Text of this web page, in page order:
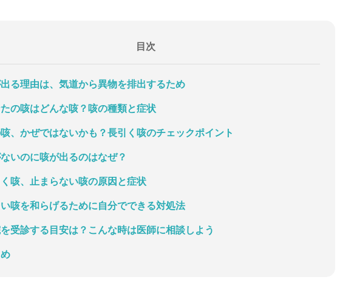
目次
る理由は、気道から異物を排出するため
の咳はどんな咳？咳の種類と症状
、かぜではないかも？長引く咳のチェックポイント
いのに咳が出るのはなぜ？
咳、止まらない咳の原因と症状
咳を和らげるために自分でできる対処法
受診する目安は？ こんな時は医師に相談しよう